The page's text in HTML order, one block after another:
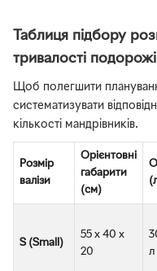
Таблиця підбору
тривалості подорожі
Щоб полегшити
систематизувати
кількості мандрівників.
Розмір
валізи
Орієнтовні
габарити
(см)
S (Small)
55 x 40 x
20
л